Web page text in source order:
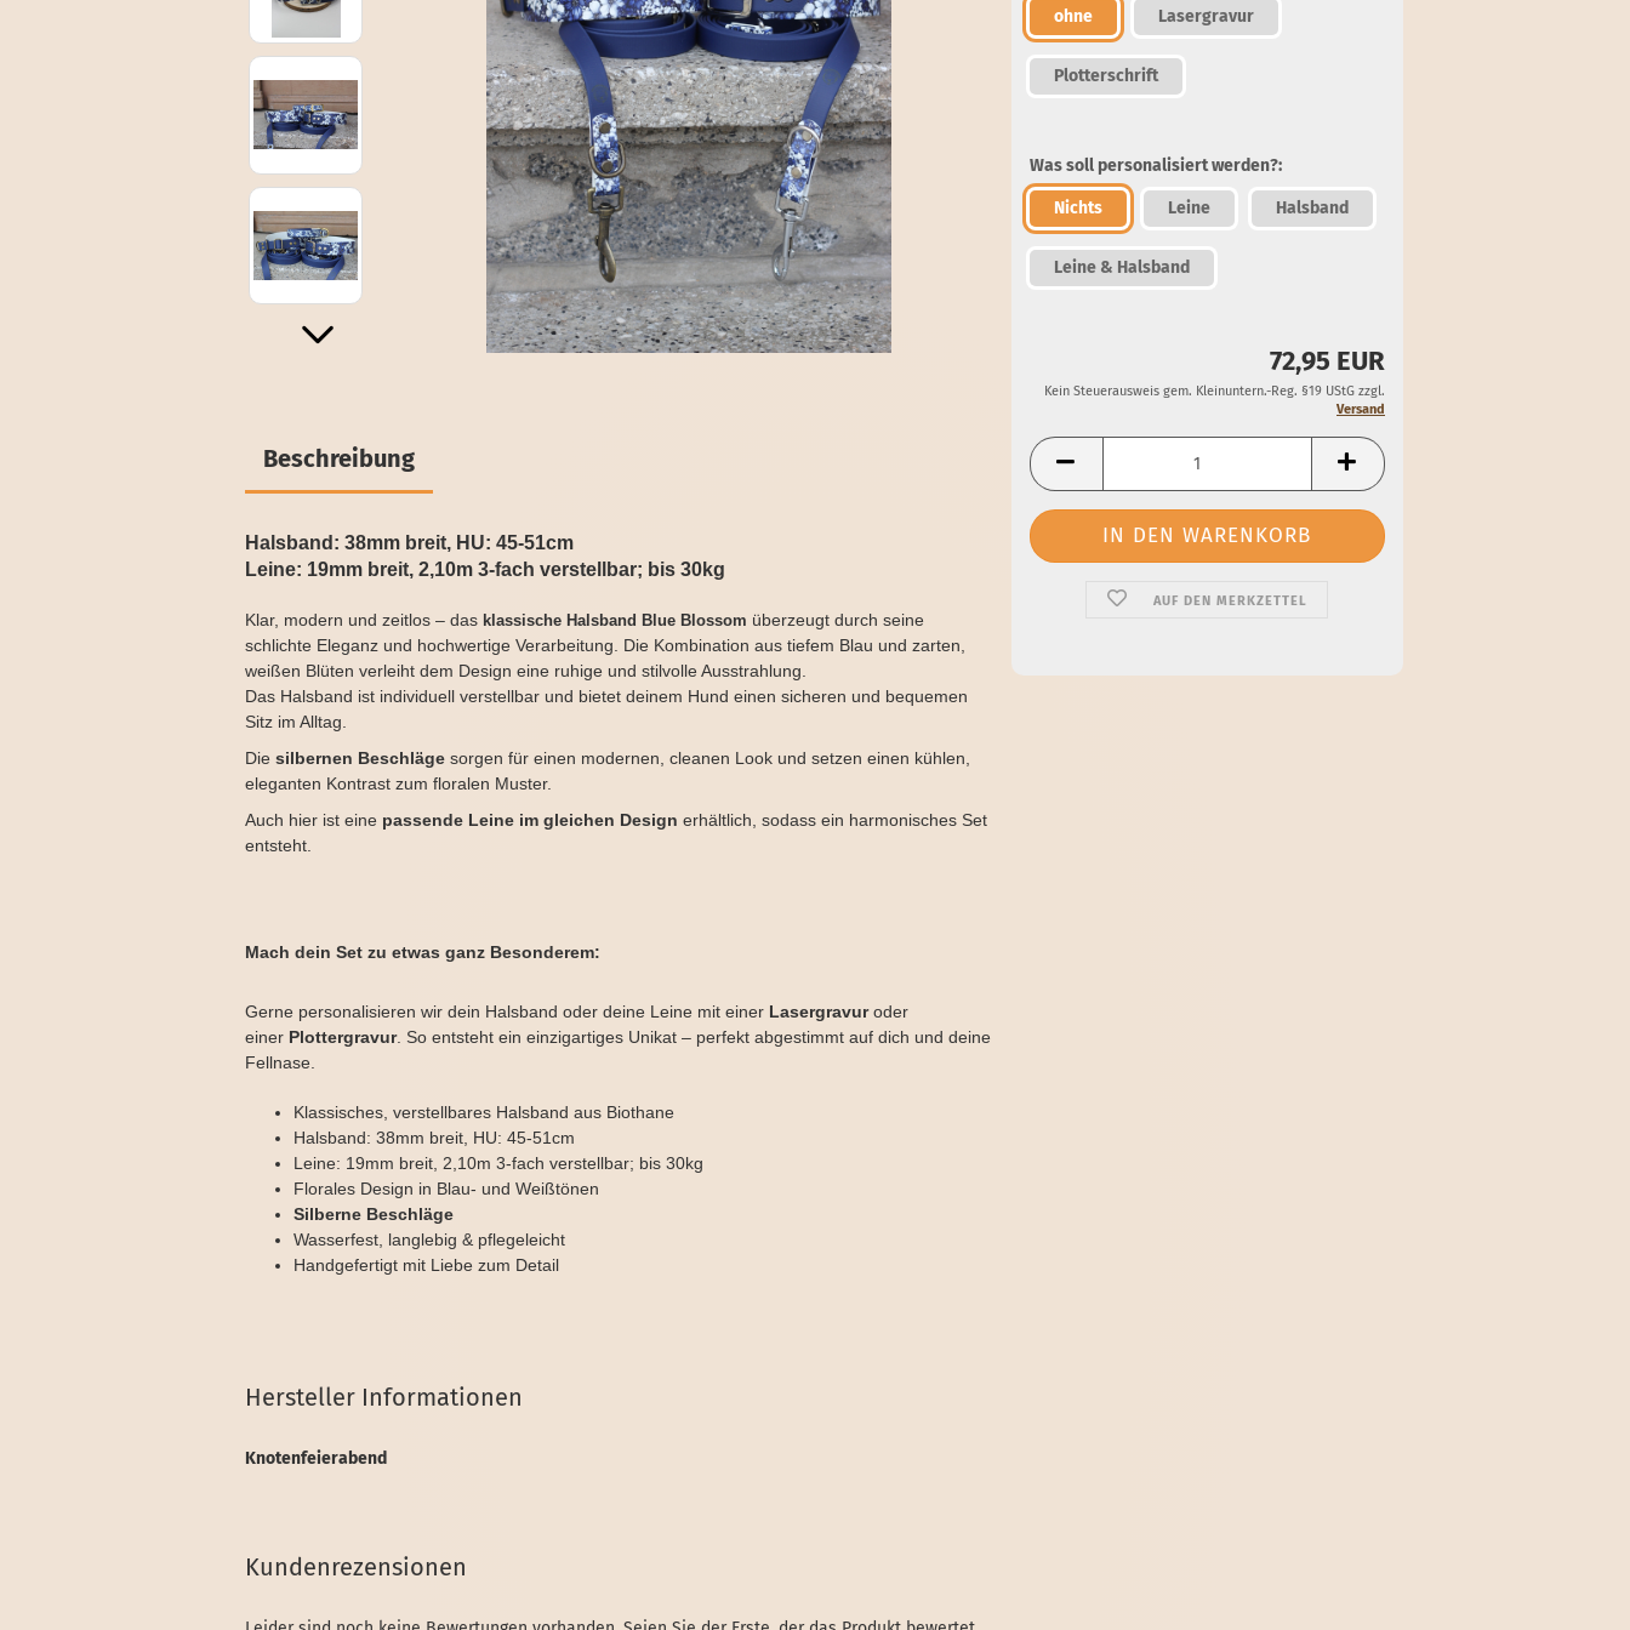
ohne Lasergravur
Plotterschrift
Was soll personalisiert werden?:
Nichts Leine Halsband
Leine & Halsband
72,95 EUR
Kein Steuerausweis gem. Kleinuntern.-Reg. §19 UStG zzgl.
Versand
AUF DEN MERKZETTEL
Beschreibung
Halsband: 38mm breit, HU: 45-51cm
Leine: 19mm breit, 2,10m 3-fach verstellbar; bis 30kg
Klar, modern und zeitlos – das klassische Halsband Blue Blossom überzeugt durch seine
schlichte Eleganz und hochwertige Verarbeitung. Die Kombination aus tiefem Blau und zarten,
weißen Blüten verleiht dem Design eine ruhige und stilvolle Ausstrahlung.
Das Halsband ist individuell verstellbar und bietet deinem Hund einen sicheren und bequemen
Sitz im Alltag.
Die silbernen Beschläge sorgen für einen modernen, cleanen Look und setzen einen kühlen,
eleganten Kontrast zum floralen Muster.
Auch hier ist eine passende Leine im gleichen Design erhältlich, sodass ein harmonisches Set
entsteht.
Mach dein Set zu etwas ganz Besonderem:
Gerne personalisieren wir dein Halsband oder deine Leine mit einer Lasergravuroder
einer Plottergravur. So entsteht ein einzigartiges Unikat – perfekt abgestimmt auf dich und deine
Fellnase.
Klassisches, verstellbares Halsband aus Biothane
Halsband: 38mm breit, HU: 45-51cm
Leine: 19mm breit, 2,10m 3-fach verstellbar; bis 30kg
Florales Design in Blau- und Weißtönen
Silberne Beschläge
Wasserfest, langlebig & pflegeleicht
Handgefertigt mit Liebe zum Detail
Hersteller Informationen
Knotenfeierabend
Kundenrezensionen